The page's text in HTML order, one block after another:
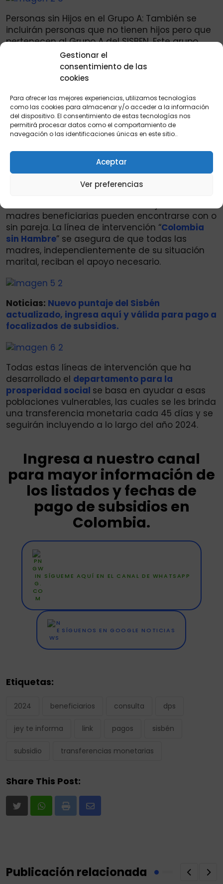
Gestionar el
consentimiento de las
cookies
Para ofrecer las mejores experiencias, utilizamos tecnologías
como las cookies para almacenar y/o acceder a la información
del dispositivo. El consentimiento de estas tecnologías nos
permitirá procesar datos como el comportamiento de
navegación o las identificaciones únicas en este sitio..
Aceptar
Ver preferencias
Personas sin Hijos en el Grupo A: También se
incluirán personas que no tienen hijos pero que
pertenecen al Grupo A del SISBEN. Este grupo
recibirá asistencia adaptada a sus necesidades
El Departamento de Prosperidad Social ha
evaluado cuidadosamente las necesidades de
cada grupo para asegurar una buena
efectividad del programa. Este enfoque
garantiza que la ayuda llegue a la población
más afectada de manera efectiva.
madres beneficiarias pueden encontrarse con o
sin pareja. La línea de intervención “Colombia
sin Hambre” se asegura de que todas las
madres, independientemente de su situación
marital, reciban el apoyo necesario.
Noticias: Nuevo puntaje del Sisbén
actualizado, ingresa aquí y válida para pago a
focalizados de subsidios.
Todas estas líneas de intervención que ha
desarrollado el departamento para la
prosperidad social se basa en ayudar a esas
poblaciones vulnerables, las cuales se les brinda
una transferencia monetaria cada 45 días y se
seguirán incluyendo a lo largo del año 2024.
Ingresa a nuestro canal
para mayor información de
los listados y fechas de
pago de subsidios en
Colombia.
SÍGUEME AQUÍ EN EL CANAL DE WHATSAPP
SÍGUENOS EN GOOGLE NOTICIAS
Etiquetas:
2024 beneficiarios consulta dps
jey te informa link pagos sisbén
subsidio transferencias monetarias
Share This Post:
Print
Share
Publicación relacionada